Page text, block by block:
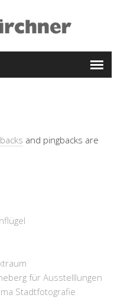
and pingbacks are
für Ausstelllungen
Stadtfotografie